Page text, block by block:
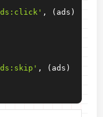
, ( ads )
, ( ads )